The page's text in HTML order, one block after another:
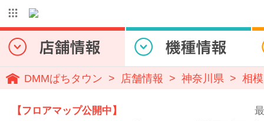
DMMぱちタウン 店舗情報 神奈川県 相
【フロアマップ公開中】